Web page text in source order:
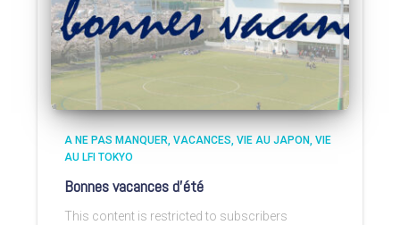
A NE PAS MANQUER VACANCES VIE AU JAPON VIE
AU LFI TOKYO
Bonnes vacances d’été
This content is restricted to subscribers